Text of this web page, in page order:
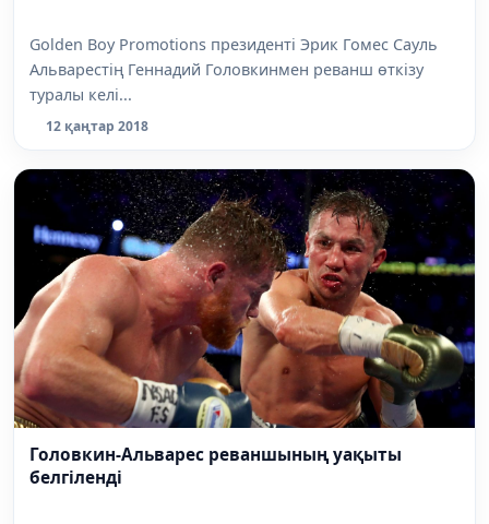
Golden Boy Promotions президенті Эрик Гомес Сауль
Альварестің Геннадий Головкинмен реванш өткізу
туралы келі...
12 қаңтар 2018
Головкин-Альварес реваншының уақыты
белгіленді